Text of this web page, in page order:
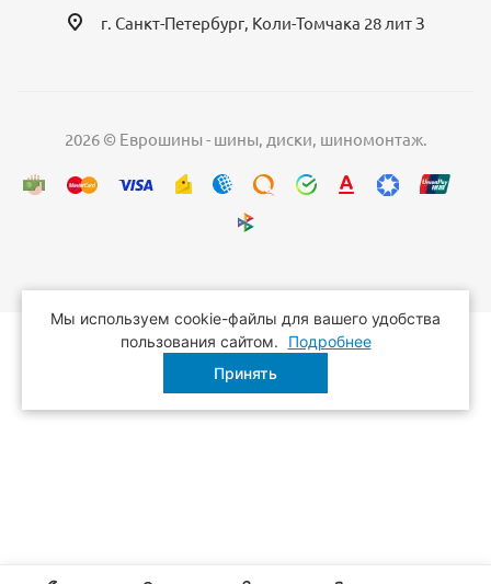
г. Санкт-Петербург, Коли-Томчака 28 лит З
2026 © Еврошины - шины, диски, шиномонтаж.
Мы используем cookie-файлы для вашего удобства
пользования сайтом.
Подробнее
Принять